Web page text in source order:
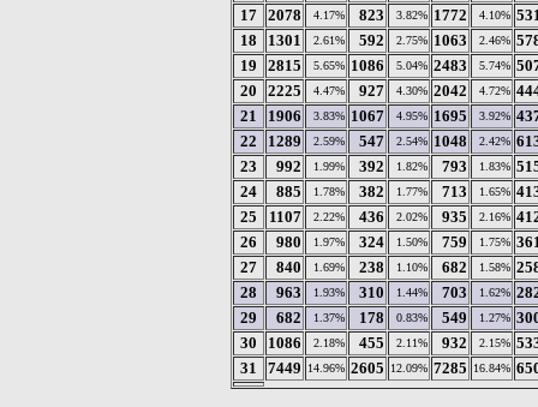
17
2078 4.17% 823 3.82% 1772 4.10%
18
1301 2.61% 592 2.75% 1063 2.46%
19
2815 5.65% 1086 5.04% 2483 5.74%
20
2225 4.47% 927 4.30% 2042 4.72%
21
1906 3.83% 1067 4.95% 1695 3.92%
22
1289 2.59% 547 2.54% 1048 2.42%
23
992 1.99% 392 1.82% 793 1.83%
24
885 1.78% 382 1.77% 713 1.65%
25
1107 2.22% 436 2.02% 935 2.16%
26
980 1.97% 324 1.50% 759 1.75%
27
840 1.69% 238 1.10% 682 1.58%
28
963 1.93% 310 1.44% 703 1.62%
29
682 1.37% 178 0.83% 549 1.27%
30
1086 2.18% 455 2.11% 932 2.15%
31
7449 14.96% 2605 12.09% 7285 16.84%